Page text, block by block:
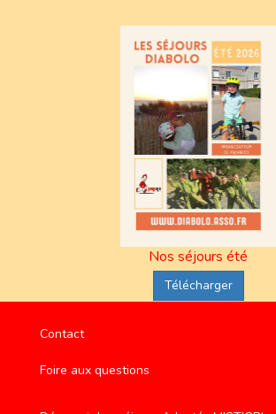
Nos séjours été
Télécharger
Contact
Foire aux questions